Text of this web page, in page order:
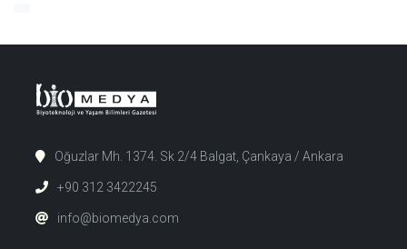
Oğuzlar Mh. 1374. Sk 2/4 Balgat, Çankaya / Ankara
+90 312 3422245
info@biomedya.com